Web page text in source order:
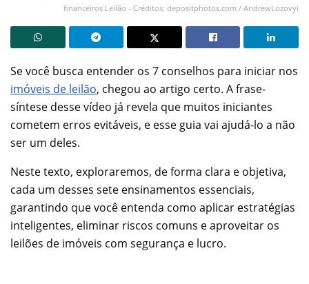
financeiros Leilão - Créditos: depositphotos.com / AndrewLozovyi
Se você busca entender os 7 conselhos para iniciar nos
imóveis de leilão, chegou ao artigo certo. A frase-
síntese desse vídeo já revela que muitos iniciantes
cometem erros evitáveis, e esse guia vai ajudá-lo a não
ser um deles.
Neste texto, exploraremos, de forma clara e objetiva,
cada um desses sete ensinamentos essenciais,
garantindo que você entenda como aplicar estratégias
inteligentes, eliminar riscos comuns e aproveitar os
leilões de imóveis com segurança e lucro.